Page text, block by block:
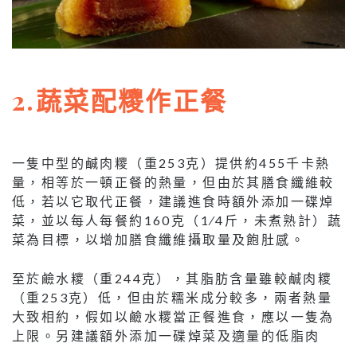
2.蔬菜配糭作正餐
一隻中型的鹹肉糭（重253克）提供約455千卡熱
量，相等於一頓正餐的熱量，但由於其膳食纖維較
低，若以它取代正餐，建議進食時額外添加一碟焯
菜，並以每人每餐約160克（1⁄4斤，未煮熟計）蔬
菜為目標，以增加膳食纖維攝取量及飽肚感。
至於鹼水糭（重244克），其脂肪含量雖較鹹肉糭
（重253克）低，但由於糯米成分較多，兩者熱量
大致相約，假如以鹼水糭當正餐進食，應以一隻為
上限。另建議額外添加一碟焯菜及適量的低脂肉